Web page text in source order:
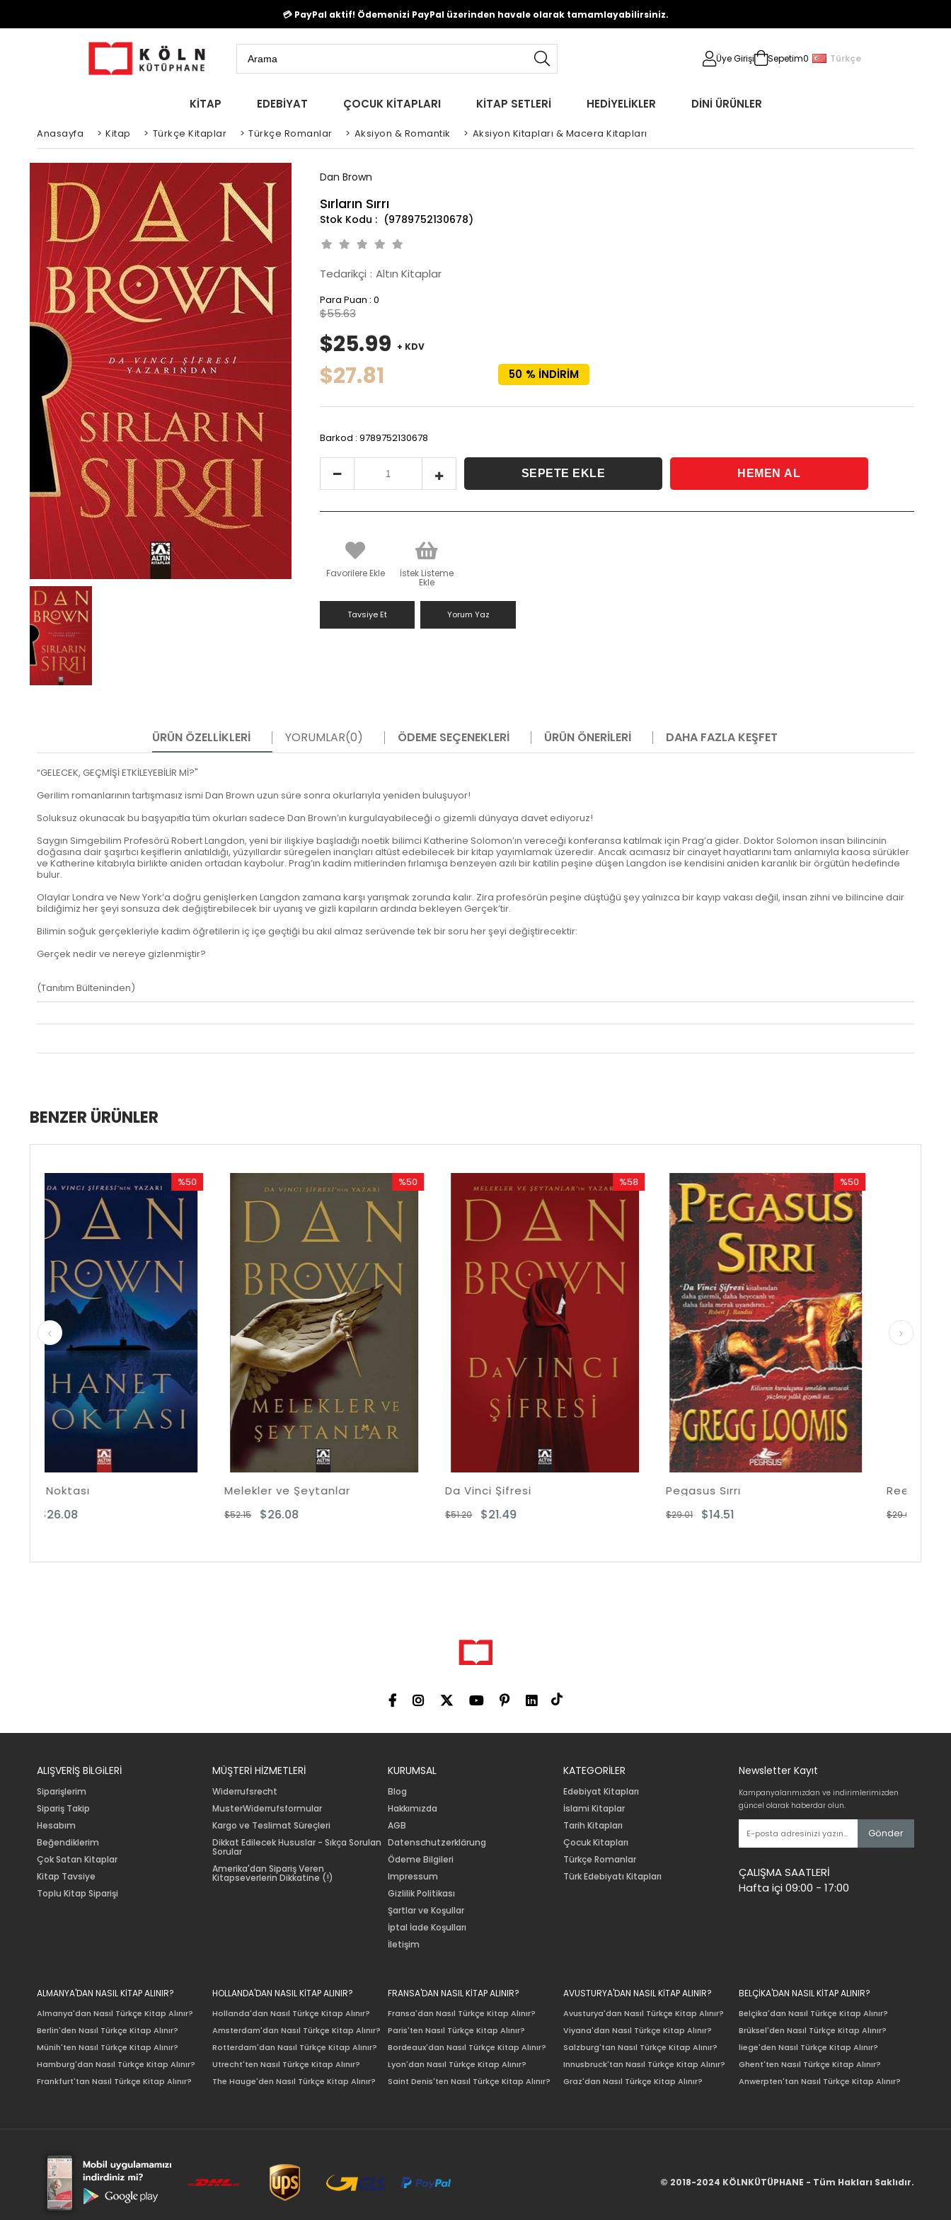
💳 PayPal aktif! Ödemenizi PayPal üzerinden havale olarak tamamlayabilirsiniz.
Üye Girişi Sepetim0 Türkçe
KİTAP EDEBİYAT ÇOCUK KİTAPLARI KİTAP SETLERİ HEDİYELİKLER DİNİ ÜRÜNLER
Anasayfa > Kitap > Türkçe Kitaplar > Türkçe Romanlar > Aksiyon & Romantik > Aksiyon Kitapları & Macera Kitapları
Dan Brown
Sırların Sırrı
(9789752130678)
Tedarikçi : Altın Kitaplar
Para Puan : 0
%
50 İNDIRIM
$55.63
$25.99 + KDV
$27.81
Barkod : 9789752130678
Favorilere Ekle İstek Listeme
Ekle
Tavsiye Et Yorum Yaz
ÜRÜN ÖZELLIKLERI YORUMLAR(0) ÖDEME SEÇENEKLERI ÜRÜN ÖNERILERI DAHA FAZLA KEŞFET
“GELECEK, GEÇMİŞİ ETKİLEYEBİLİR Mİ?"
Gerilim romanlarının tartışmasız ismi Dan Brown uzun süre sonra okurlarıyla yeniden buluşuyor!
Soluksuz okunacak bu başyapıtla tüm okurları sadece Dan Brown’ın kurgulayabileceği o gizemli dünyaya davet ediyoruz!
Saygın Simgebilim Profesörü Robert Langdon, yeni bir ilişkiye başladığı noetik bilimci Katherine Solomon’ın vereceği konferansa katılmak için Prag’a gider. Doktor Solomon insan bilincinin
doğasına dair şaşırtıcı keşiflerin anlatıldığı, yüzyıllardır süregelen inançları altüst edebilecek bir kitap yayımlamak üzeredir. Ancak acımasız bir cinayet hayatlarını tam anlamıyla kaosa sürükler
ve Katherine kitabıyla birlikte aniden ortadan kaybolur. Prag’ın kadim mitlerinden fırlamışa benzeyen azılı bir katilin peşine düşen Langdon ise kendisini aniden karanlık bir örgütün hedefinde
bulur.
Olaylar Londra ve New York’a doğru genişlerken Langdon zamana karşı yarışmak zorunda kalır. Zira profesörün peşine düştüğü şey yalnızca bir kayıp vakası değil, insan zihni ve bilincine dair
bildiğimiz her şeyi sonsuza dek değiştirebilecek bir uyanış ve gizli kapıların ardında bekleyen Gerçek’tir.
Bilimin soğuk gerçekleriyle kadim öğretilerin iç içe geçtiği bu akıl almaz serüvende tek bir soru her şeyi değiştirecektir:
Gerçek nedir ve nereye gizlenmiştir?
(Tanıtım Bülteninden)
BENZER ÜRÜNLER
İndirim
%50İndirim
Melekler ve Şeytanlar
$52.15
İndirim
%50İndirim
Da Vinci Şifresi
$51.20
İndirim
%58İndirim
Pegasus Sırrı
$29.01
%50
İndirim
%50İndirim
Reenkarnasyoncu
$29.01
ALIŞVERİŞ BİLGiLERİ
Siparişlerim
Sipariş Takip
Hesabım
Beğendiklerim
Çok Satan Kitaplar
Kitap Tavsiye
Toplu Kitap Siparişi
MÜŞTERİ HİZMETLERİ
Widerrufsrecht
MusterWiderrufsformular
Kargo ve Teslimat Süreçleri
Dikkat Edilecek Hususlar - Sıkça Sorulan
Sorular
Amerika'dan Sipariş Veren
Kitapseverlerin Dikkatine (!)
KURUMSAL
Blog
Hakkımızda
AGB
Datenschutzerklärung
Ödeme Bilgileri
Impressum
Gizlilik Politikası
Şartlar ve Koşullar
İptal İade Koşulları
İletişim
KATEGORİLER
Edebiyat Kitapları
İslami Kitaplar
Tarih Kitapları
Çocuk Kitapları
Türkçe Romanlar
Türk Edebiyatı Kitapları
Newsletter Kayıt
Kampanyalarımızdan ve indirimlerimizden
güncel olarak haberdar olun.
Gönder
ÇALIŞMA SAATLERİ
Hafta içi 09:00 - 17:00
ALMANYA'DAN NASIL KİTAP ALINIR?
Almanya'dan Nasıl Türkçe Kitap Alınır?
Berlin'den Nasıl Türkçe Kitap Alınır?
Münih'ten Nasıl Türkçe Kitap Alınır?
Hamburg'dan Nasıl Türkçe Kitap Alınır?
Frankfurt'tan Nasıl Türkçe Kitap Alınır?
HOLLANDA'DAN NASIL KİTAP ALINIR?
Hollanda'dan Nasıl Türkçe Kitap Alınır?
Amsterdam'dan Nasıl Türkçe Kitap Alınır?
Rotterdam'dan Nasıl Türkçe Kitap Alınır?
Utrecht'ten Nasıl Türkçe Kitap Alınır?
The Hauge'den Nasıl Türkçe Kitap Alınır?
FRANSA'DAN NASIL KİTAP ALINIR?
Fransa'dan Nasıl Türkçe Kitap Alınır?
Paris'ten Nasıl Türkçe Kitap Alınır?
Bordeaux'dan Nasıl Türkçe Kitap Alınır?
Lyon'dan Nasıl Türkçe Kitap Alınır?
Saint Denis'ten Nasıl Türkçe Kitap Alınır?
AVUSTURYA'DAN NASIL KİTAP ALINIR?
Avusturya'dan Nasıl Türkçe Kitap Alınır?
Viyana'dan Nasıl Türkçe Kitap Alınır?
Salzburg'tan Nasıl Türkçe Kitap Alınır?
Innusbruck'tan Nasıl Türkçe Kitap Alınır?
Graz'dan Nasıl Türkçe Kitap Alınır?
BELÇİKA'DAN NASIL KİTAP ALINIR?
Belçika'dan Nasıl Türkçe Kitap Alınır?
Brüksel'den Nasıl Türkçe Kitap Alınır?
liege'den Nasıl Türkçe Kitap Alınır?
Ghent'ten Nasıl Türkçe Kitap Alınır?
Anwerpten'tan Nasıl Türkçe Kitap Alınır?
© 2018-2024 KÖLNKÜTÜPHANE - Tüm Hakları Saklıdır.